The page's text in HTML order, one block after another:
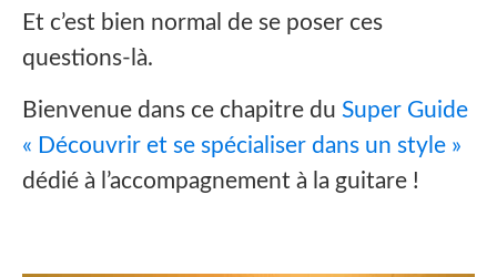
Et c’est bien normal de se poser ces
questions-là.
Bienvenue dans ce chapitre du Super Guide
« Découvrir et se spécialiser dans un style »
dédié à l’accompagnement à la guitare !